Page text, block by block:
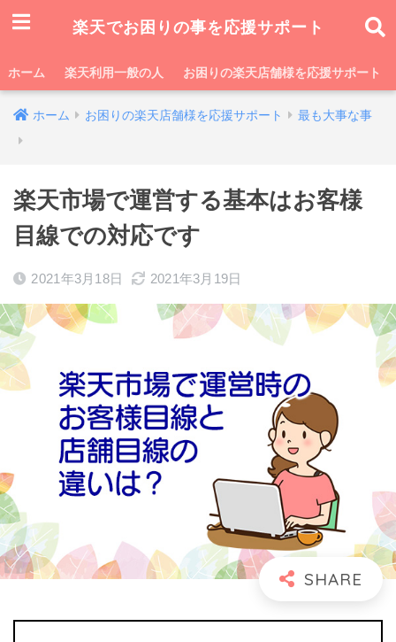
楽天でお困りの事を応援サポート
ホーム 楽天利用一般の人 お困りの楽天店舗様を応援サポート
ホーム お困りの楽天店舗様を応援サポート 最も大事な事
楽天市場で運営する基本はお客様
目線での対応です
2021年3月18日 2021年3月19日